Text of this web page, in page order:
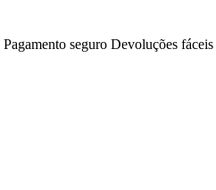
Pagamento seguro Devoluções fáceis